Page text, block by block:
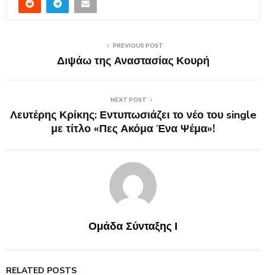
PREVIOUS POST
Διψάω της Αναστασίας Κουρή
NEXT POST
Λευτέρης Κρίκης: Εντυπωσιάζει το νέο του single
με τίτλο «Πες Ακόμα Ένα Ψέμα»!
Ομάδα Σύνταξης Ι
RELATED POSTS